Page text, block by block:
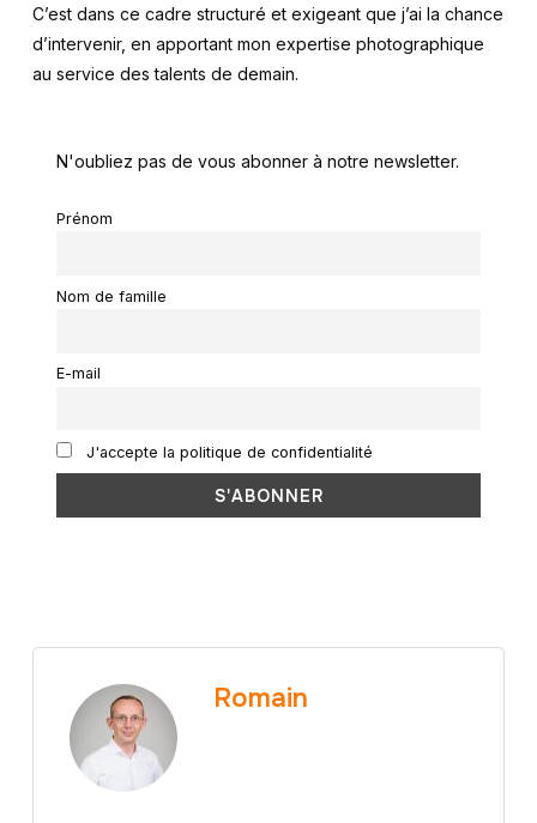
C’est dans ce cadre structuré et exigeant que j’ai la chance
d’intervenir, en apportant mon expertise photographique
au service des talents de demain.
N'oubliez pas de vous abonner à notre newsletter.
Prénom
Nom de famille
E-mail
J'accepte la politique de confidentialité
Romain